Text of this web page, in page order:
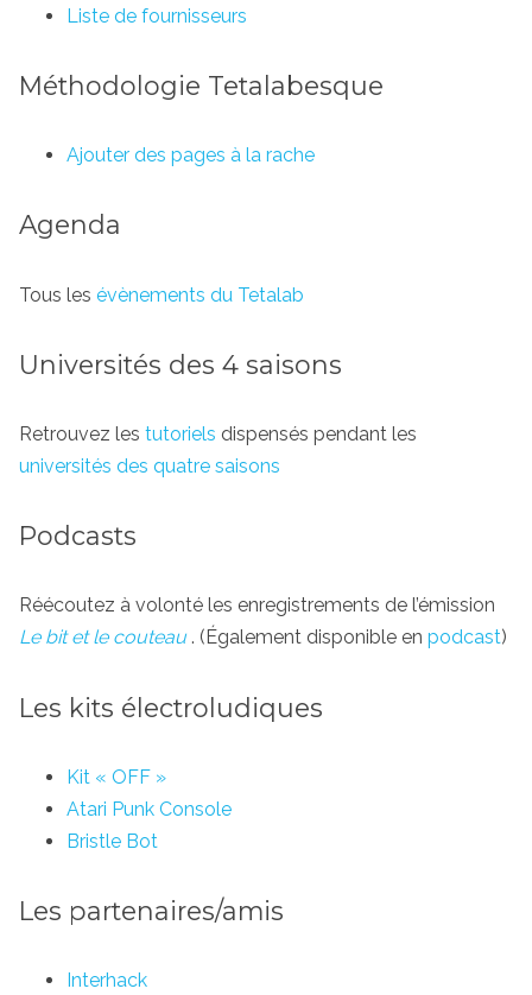
Liste de fournisseurs
Méthodologie Tetalabesque
Ajouter des pages à la rache
Agenda
Tous les évènements du Tetalab
Universités des 4 saisons
Retrouvez les tutoriels dispensés pendant les
universités des quatre saisons
Podcasts
Réécoutez à volonté les enregistrements de l’émission
Le bit et le couteau . (Également disponible en podcast)
Les kits électroludiques
Kit « OFF »
Atari Punk Console
Bristle Bot
Les partenaires/amis
Interhack